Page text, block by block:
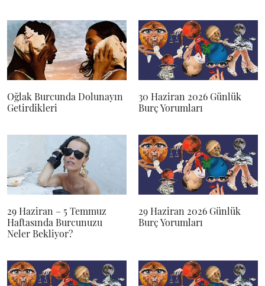
Oğlak Burcunda Dolunayın
Getirdikleri
30 Haziran 2026 Günlük
Burç Yorumları
29 Haziran – 5 Temmuz
Haftasında Burcunuzu
Neler Bekliyor?
29 Haziran 2026 Günlük
Burç Yorumları